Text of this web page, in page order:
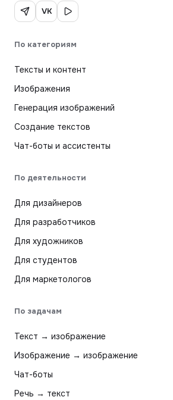
VK
По категориям
Тексты и контент
Изображения
Генерация изображений
Создание текстов
Чат-боты и ассистенты
По деятельности
Для дизайнеров
Для разработчиков
Для художников
Для студентов
Для маркетологов
По задачам
Текст → изображение
Изображение → изображение
Чат-боты
Речь → текст